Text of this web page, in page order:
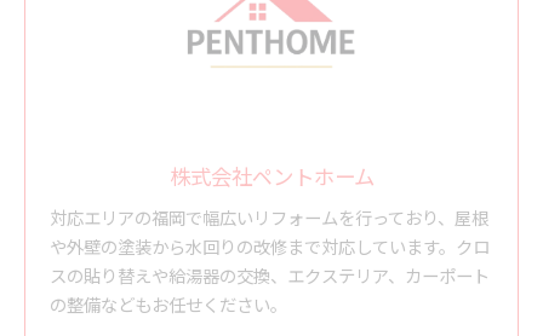
株式会社ペントホーム
対応エリアの福岡で幅広いリフォームを行っており、屋根
や外壁の塗装から水回りの改修まで対応しています。クロ
スの貼り替えや給湯器の交換、エクステリア、カーポート
の整備などもお任せください。